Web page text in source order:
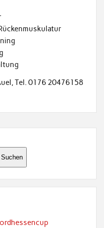
Tel. 0176 20476158
Suchen